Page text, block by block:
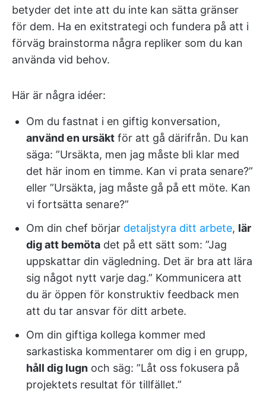
betyder det inte att du inte kan sätta gränser
för dem. Ha en exitstrategi och fundera på att i
förväg brainstorma några repliker som du kan
använda vid behov.
Här är några idéer:
Om du fastnat i en giftig konversation,
använd en ursäkt för att gå därifrån. Du kan
säga: ”Ursäkta, men jag måste bli klar med
det här inom en timme. Kan vi prata senare?”
eller ”Ursäkta, jag måste gå på ett möte. Kan
vi fortsätta senare?”
Om din chef börjar detaljstyra ditt arbete, lär
dig att bemöta det på ett sätt som: ”Jag
uppskattar din vägledning. Det är bra att lära
sig något nytt varje dag.” Kommunicera att
du är öppen för konstruktiv feedback men
att du tar ansvar för ditt arbete.
Om din giftiga kollega kommer med
sarkastiska kommentarer om dig i en grupp,
håll dig lugn och säg: ”Låt oss fokusera på
projektets resultat för tillfället.”